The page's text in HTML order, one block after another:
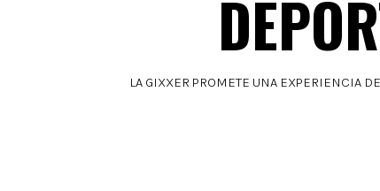
LA GIXXER PROMETE UNA EXPERIENCIA